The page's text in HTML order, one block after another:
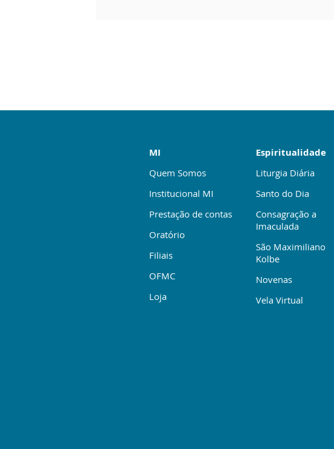
MI
Quem Somos
Institucional MI
Prestação de contas
Oratório
Filiais
OFMC
Loja
Espiritualidade
Liturgia Diária
Santo do Dia
Consagração a
Imaculada
São Maximiliano
Kolbe
Novenas
Vela Virtual